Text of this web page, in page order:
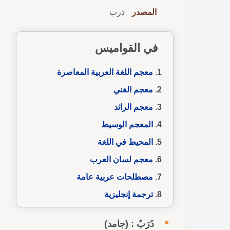
المصدر ذرب
في القواميس
معجم اللغة العربية المعاصرة
معجم الغني
معجم الرائد
المعجم الوسيط
المحيط في اللغة
معجم لسان العرب
مصطلحات عربية عامة
ترجمة إنجليزية
ذَرَبٌ : (جامد)